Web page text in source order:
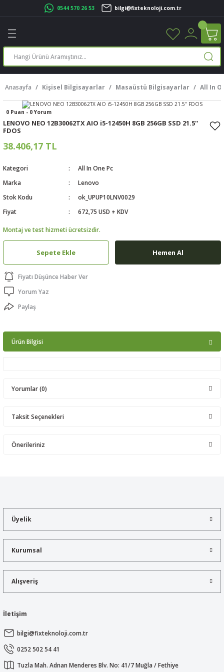
0544 570 26 53 bilgi@fixteknoloji.com.tr
Geri Dön
Geri Dön
Geri Dön
Yazıcı
Geri Dön
Geri Dön
Geri Dön
Geri Dön
Geri Dön
Anasayfa Kişisel Bilgisayarlar Masaüstü Bilgisayarlar All In
0 Puan - 0 Yorum
LENOVO NEO 12B30062TX AIO i5-12450H 8GB 256GB SSD 21.5''
FDOS
38.406,17 TL
Kategori
All In One Pc
Marka
Lenovo
Stok Kodu
ok_UPUP10LNV0029
Fiyat
672,75 USD + KDV
Montaj ve test hizmeti ücretsizdir.
Sepete Ekle Hemen Al
Fiyatı Düşünce Haber Ver
Yorum Yaz
Paylaş
Ürün Bilgisi
Yorumlar (0)
Taksit Seçenekleri
Önerileriniz
Ürün açıklamasında eksik bilgiler bulunuyor.
Ürün bilgilerinde hatalar bulunuyor.
Bu ürüne benzer farklı alternatifler olmalı.
Üyelik
Kurumsal
Alışveriş
İletişim
bilgi@fixteknoloji.com.tr
0252 502 54 41
Tuzla Mah. Adnan Menderes Blv. No: 41/7 Muğla / Fethiye